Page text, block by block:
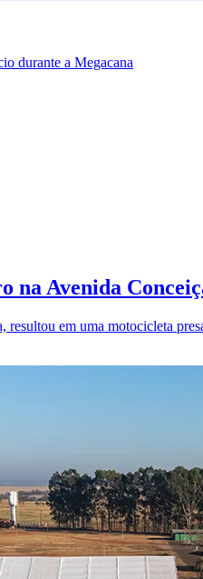
durante a Megacana
Avenida
em uma motocicleta